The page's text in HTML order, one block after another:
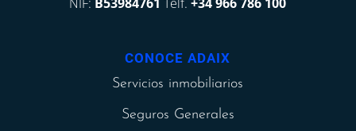
CONOCE ADAIX
Servicios inmobiliarios
Seguros Generales